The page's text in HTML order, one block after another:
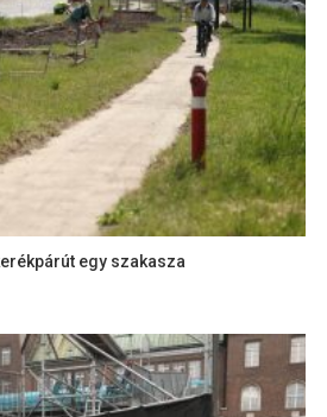
egy szakasza